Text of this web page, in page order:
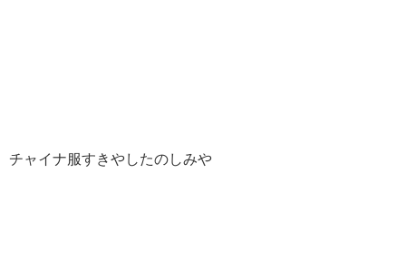
チャイナ服すきやしたのしみや